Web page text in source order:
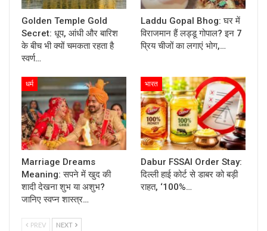
Golden Temple Gold
Secret: धूप, आंधी और बारिश
के बीच भी क्यों चमकता रहता है
स्वर्ण…
Laddu Gopal Bhog: घर में
विराजमान हैं लड्डू गोपाल? इन 7
प्रिय चीजों का लगाएं भोग,…
धर्म
Marriage Dreams
Meaning: सपने में खुद की
शादी देखना शुभ या अशुभ?
जानिए स्वप्न शास्त्र…
भारत
Dabur FSSAI Order Stay:
दिल्ली हाई कोर्ट से डाबर को बड़ी
राहत, ‘100%…
PREV NEXT